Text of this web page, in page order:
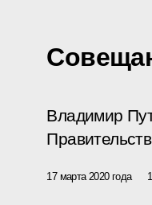
Владимир
17 марта 2020 года